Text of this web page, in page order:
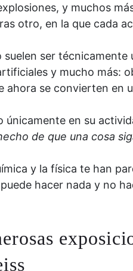
y muchos
otro, en la que cada
ser
y mucho más:
se convierten en
únicamente en su
de que una cosa
y la física te han
hacer nada y no